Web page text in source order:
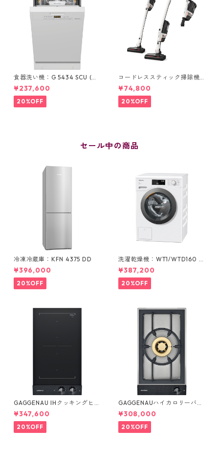
食器洗い機：G 5434 SCU (ホ
ワイト/45cm) ＊標準ドア装備
タイプ
¥237,600
20%OFF
コードレススティック掃除機 T
riflex HX2
¥74,800
20%OFF
セール中の商品
冷凍冷蔵庫：KFN 4375 DD
¥396,000
20%OFF
洗濯乾燥機：WT1/WTD160 W
CS
¥387,200
20%OFF
GAGGENAU IHクッキングヒー
ター2口：VI 232 121
¥347,600
20%OFF
GAGGENAUハイカロリーバー
ナー：VG 231 220 JP
¥308,000
20%OFF